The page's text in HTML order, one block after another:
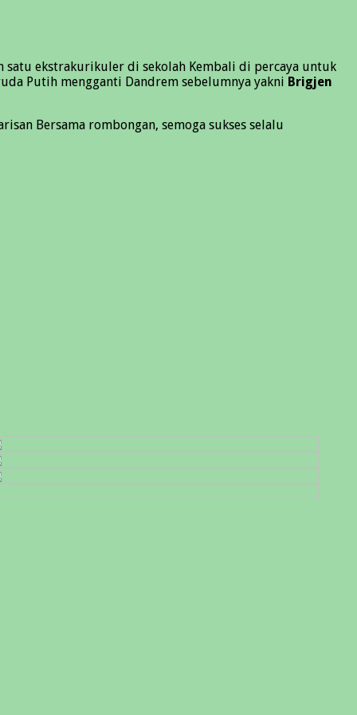
satu ekstrakurikuler di sekolah Kembali di percaya untuk
Putih mengganti Dandrem sebelumnya yakni Brigjen
Bersama rombongan, semoga sukses selalu